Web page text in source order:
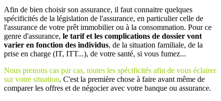
Afin de bien choisir son assurance, il faut connaitre quelques
spécificités de la législation de l'assurance, en particulier celle de
l'assurance de votre prêt immobilier ou à la consommation. Pour ce
genre d'assurance, le tarif et les complications de dossier vont
varier en fonction des individus, de la situation familiale, de la
prise en charge (IT, ITT...), de votre santé, si vous fumez...
Nous prenons cas par cas, toutes les spécificités afin de vous éclairer
sur votre situation. C'est la première chose à faire avant même de
comparer les offres et de négocier avec votre banque ou assurance.